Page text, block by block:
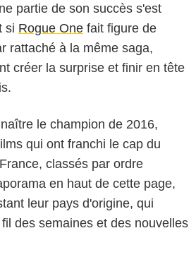
partie de son succès s'est
si Rogue One fait figure de
rattaché à la même saga,
créer la surprise et finir en tête
le champion de 2016,
qui ont franchi le cap du
classés par ordre
en haut de cette page,
leur pays d'origine, qui
des semaines et des nouvelles